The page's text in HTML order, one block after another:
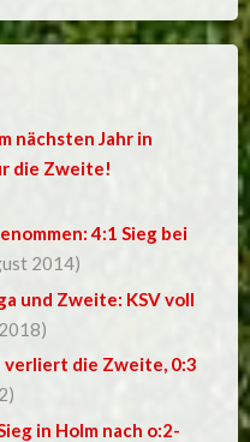
nächsten Jahr in
die Zweite!
4:1 Sieg bei
2014)
und Zweite: KSV voll
die Zweite, 0:3
in Holm nach o:2-